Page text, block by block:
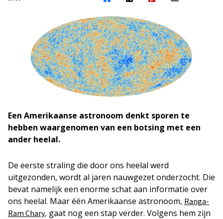
Een Amerikaanse astronoom denkt sporen te
hebben waargenomen van een botsing met een
ander heelal.
De eerste straling die door ons heelal werd
uitgezonden, wordt al jaren nauwgezet onderzocht. Die
bevat namelijk een enorme schat aan informatie over
ons heelal. Maar één Amerikaanse astronoom, Ranga-
Ram Chary, gaat nog een stap verder. Volgens hem zijn